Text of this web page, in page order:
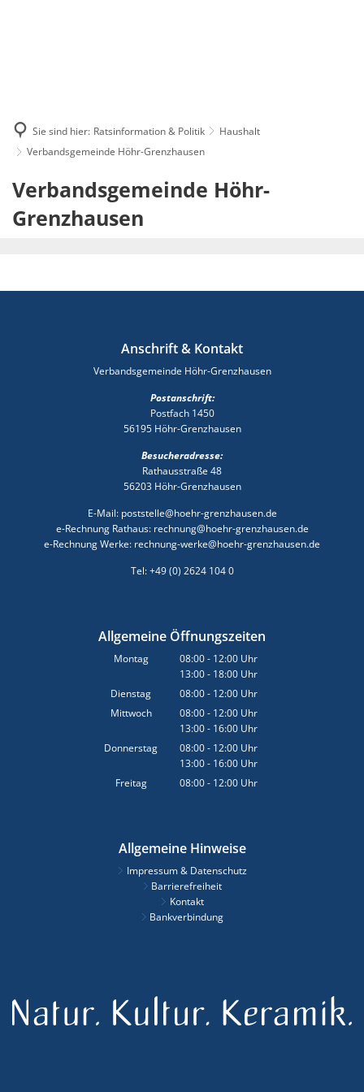
Sie sind hier: Ratsinformation & Politik
Haushalt
Verbandsgemeinde Höhr-Grenzhausen
Verbandsgemeine
2026
Verbandsgemeinde Höhr-
Grenzhausen
Anschrift & Kontakt
Verbandsgemeinde Höhr-Grenzhausen
Postanschrift:
Postfach 1450
56195 Höhr-Grenzhausen
Besucheradresse:
Rathausstraße 48
56203 Höhr-Grenzhausen
E-Mail: poststelle@hoehr-grenzhausen.de
e-Rechnung Rathaus: rechnung@hoehr-grenzhausen.de
e-Rechnung Werke: rechnung-werke@hoehr-grenzhausen.de
Tel: +49 (0) 2624 104 0
Allgemeine Öffnungszeiten
Montag 08:00- 12:00 Uhr
Von 08:00 bis 12:00 Uhr
13:00- 18:00 Uhr
Von 13:00 bis 18:00 Uhr
Dienstag 08:00- 12:00 Uhr
Von 08:00 bis 12:00 Uhr
Mittwoch 08:00- 12:00 Uhr
Von 08:00 bis 12:00 Uhr
13:00- 16:00 Uhr
Von 13:00 bis 16:00 Uhr
Donnerstag 08:00- 12:00 Uhr
Von 08:00 bis 12:00 Uhr
13:00- 16:00 Uhr
Von 13:00 bis 16:00 Uhr
Freitag 08:00- 12:00 Uhr
Allgemeine Hinweise
Impressum & Datenschutz
Barrierefreiheit
Kontakt
Bankverbindung